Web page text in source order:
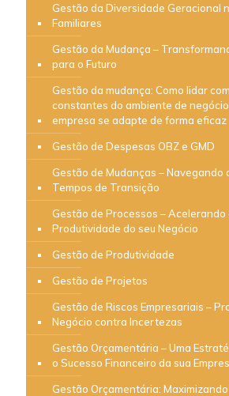
Gestão da Diversidade Geracional
Familiares
Gestão da Mudança –
para o Futuro
Gestão da mudança: Como lidar
constantes do ambiente de
empresa se adapte de forma eficaz
Gestão de Despesas OBZ e GMD
Gestão de Mudanças – Navegando
Tempos de Transição
Gestão de Processos – Acelerando
Produtividade do seu Negócio
Gestão de Produtividade
Gestão de Projetos
Gestão de Riscos Empresariais –
Negócio contra Incertezas
Gestão Orçamentária – Uma
o Sucesso Financeiro da sua
Gestão Orçamentária: